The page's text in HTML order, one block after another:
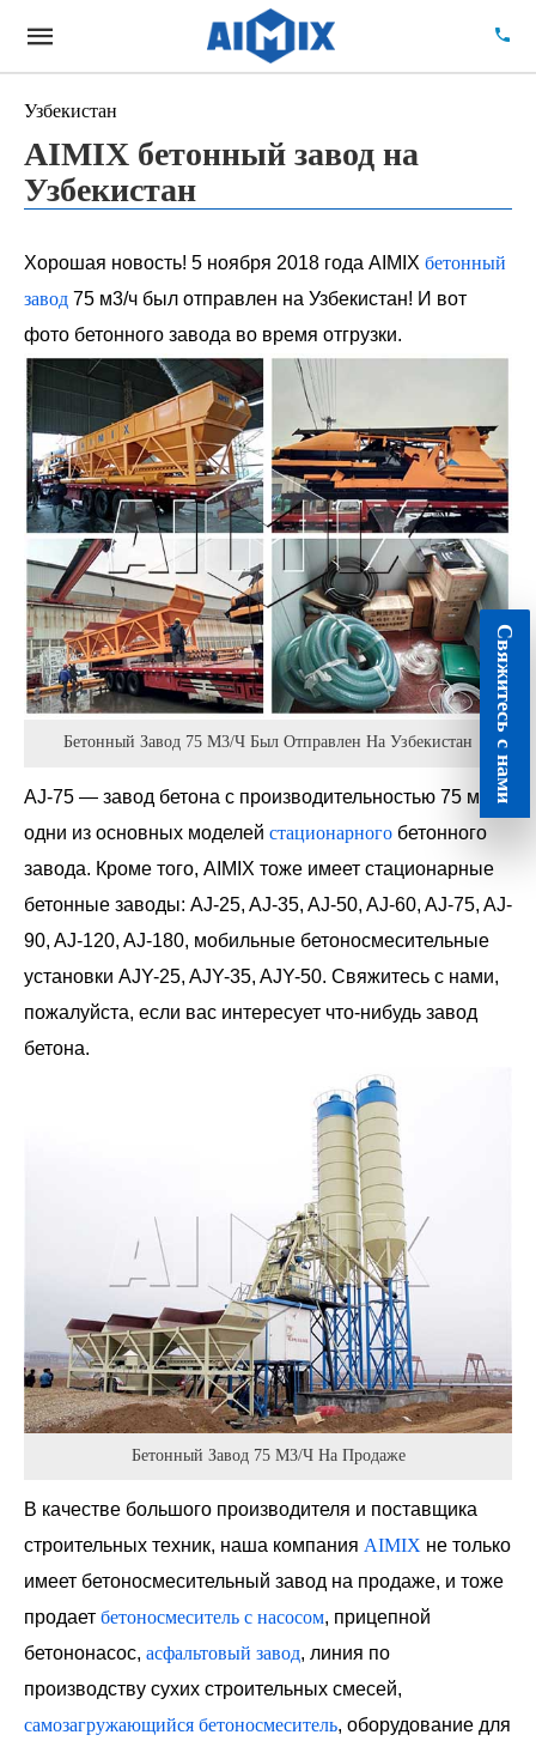
Узбекистан
AIMIX бетонный завод на
Узбекистан
Хорошая новость! 5 ноября 2018 года AIMIX бетонный
завод 75 м3/ч был отправлен на Узбекистан! И вот
фото бетонного завода во время отгрузки.
Бетонный Завод 75 М3/ч Был Отправлен На Узбекистан
AJ-75 — завод бетона с производительностью 75 м3/ч,
одни из основных моделей стационарного бетонного
завода. Кроме того, AIMIX тоже имеет стационарные
бетонные заводы: AJ-25, AJ-35, AJ-50, AJ-60, AJ-75, AJ-
90, AJ-120, AJ-180, мобильные бетоносмесительные
установки AJY-25, AJY-35, AJY-50. Свяжитесь с нами,
пожалуйста, если вас интересует что-нибудь завод
бетона.
Бетонный Завод 75 М3/ч На Продаже
В качестве большого производителя и поставщика
строительных техник, наша компания AIMIX не только
имеет бетоносмесительный завод на продаже, и тоже
продает бетоносмеситель с насосом, прицепной
бетононасос, асфальтовый завод, линия по
производству сухих строительных смесей,
самозагружающийся бетоносмеситель, оборудование для
Свяжитесь с нами